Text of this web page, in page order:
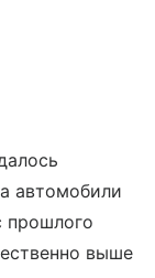
автомобили
прошлого
выше